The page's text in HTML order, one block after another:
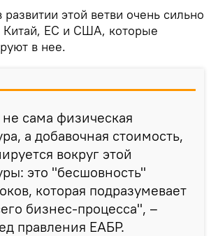
этой ветви очень сильно
Китай, ЕС и США, которые
в нее.
сама физическая
а добавочная стоимость,
вокруг этой
это "бесшовность"
которая подразумевает
бизнес-процесса", –
правления ЕАБР.